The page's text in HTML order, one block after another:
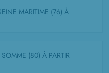
LA SEINE MARITIME (76) À
LA SOMME (80) À PARTIR